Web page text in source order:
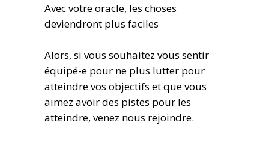
Avec votre oracle, les choses
deviendront plus faciles
Alors, si vous souhaitez vous sentir
équipé-e pour ne plus lutter pour
atteindre vos objectifs et que vous
aimez avoir des pistes pour les
atteindre, venez nous rejoindre.